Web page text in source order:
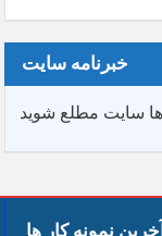
خبرنامه سایت